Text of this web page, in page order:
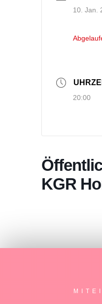
10. Jan.
20:00
KGR